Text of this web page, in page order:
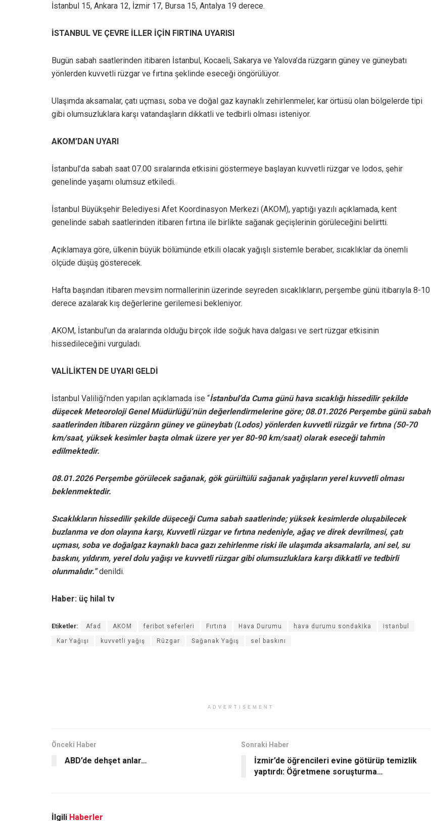
İstanbul 15, Ankara 12, İzmir 17, Bursa 15, Antalya 19 derece.
İSTANBUL VE ÇEVRE İLLER İÇİN FIRTINA UYARISI
Bugün sabah saatlerinden itibaren İstanbul, Kocaeli, Sakarya ve Yalova’da rüzgarın güney ve güneybatı
yönlerden kuvvetli rüzgar ve fırtına şeklinde eseceği öngörülüyor.
Ulaşımda aksamalar, çatı uçması, soba ve doğal gaz kaynaklı zehirlenmeler, kar örtüsü olan bölgelerde tipi
gibi olumsuzluklara karşı vatandaşların dikkatli ve tedbirli olması isteniyor.
AKOM’DAN UYARI
İstanbul’da sabah saat 07.00 sıralarında etkisini göstermeye başlayan kuvvetli rüzgar ve lodos, şehir
genelinde yaşamı olumsuz etkiledi.
İstanbul Büyükşehir Belediyesi Afet Koordinasyon Merkezi (AKOM), yaptığı yazılı açıklamada, kent
genelinde sabah saatlerinden itibaren fırtına ile birlikte sağanak geçişlerinin görüleceğini belirtti.
Açıklamaya göre, ülkenin büyük bölümünde etkili olacak yağışlı sistemle beraber, sıcaklıklar da önemli
ölçüde düşüş gösterecek.
Hafta başından itibaren mevsim normallerinin üzerinde seyreden sıcaklıkların, perşembe günü itibarıyla 8-10
derece azalarak kış değerlerine gerilemesi bekleniyor.
AKOM, İstanbul’un da aralarında olduğu birçok ilde soğuk hava dalgası ve sert rüzgar etkisinin
hissedileceğini vurguladı.
VALİLİKTEN DE UYARI GELDİ
İstanbul Valiliği’nden yapılan açıklamada ise “İstanbul’da Cuma günü hava sıcaklığı hissedilir şekilde
düşecek Meteoroloji Genel Müdürlüğü’nün değerlendirmelerine göre; 08.01.2026 Perşembe günü sabah
saatlerinden itibaren rüzgârın güney ve güneybatı (Lodos) yönlerden kuvvetli rüzgâr ve fırtına (50-70
km/saat, yüksek kesimler başta olmak üzere yer yer 80-90 km/saat) olarak eseceği tahmin
edilmektedir.
08.01.2026 Perşembe görülecek sağanak, gök gürültülü sağanak yağışların yerel kuvvetli olması
beklenmektedir.
Sıcaklıkların hissedilir şekilde düşeceği Cuma sabah saatlerinde; yüksek kesimlerde oluşabilecek
buzlanma ve don olayına karşı, Kuvvetli rüzgar ve fırtına nedeniyle, ağaç ve direk devrilmesi, çatı
uçması, soba ve doğalgaz kaynaklı baca gazı zehirlenme riski ile ulaşımda aksamalarla, ani sel, su
baskını, yıldırım, yerel dolu yağışı ve kuvvetli rüzgar gibi olumsuzluklara karşı dikkatli ve tedbirli
olunmalıdır.”denildi.
Haber: üç hilal tv
Etiketler: Afad AKOM feribot seferleri Fırtına Hava Durumu hava durumu sondakika istanbul
Kar Yağışı kuvvetli yağış Rüzgar Sağanak Yağış sel baskını
ADVERTISEMENT
Önceki Haber
ABD’de dehşet anlar…
Sonraki Haber
İzmir’de öğrencileri evine götürüp temizlik
yaptırdı: Öğretmene soruşturma…
İlgili Haberler